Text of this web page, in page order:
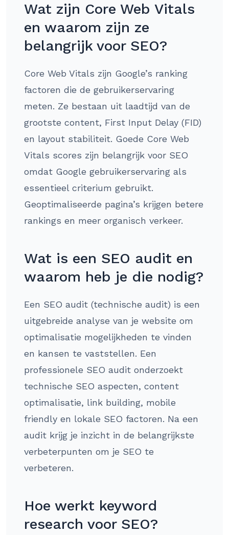
Wat zijn Core Web Vitals
en waarom zijn ze
belangrijk voor SEO?
Core Web Vitals zijn Google’s ranking
factoren die de gebruikerservaring
meten. Ze bestaan uit laadtijd van de
grootste content, First Input Delay (FID)
en layout stabiliteit. Goede Core Web
Vitals scores zijn belangrijk voor SEO
omdat Google gebruikerservaring als
essentieel criterium gebruikt.
Geoptimaliseerde pagina’s krijgen betere
rankings en meer organisch verkeer.
Wat is een SEO audit en
waarom heb je die nodig?
Een SEO audit (technische audit) is een
uitgebreide analyse van je website om
optimalisatie mogelijkheden te vinden
en kansen te vaststellen. Een
professionele SEO audit onderzoekt
technische SEO aspecten, content
optimalisatie, link building, mobile
friendly en lokale SEO factoren. Na een
audit krijg je inzicht in de belangrijkste
verbeterpunten om je SEO te
verbeteren.
Hoe werkt keyword
research voor SEO?